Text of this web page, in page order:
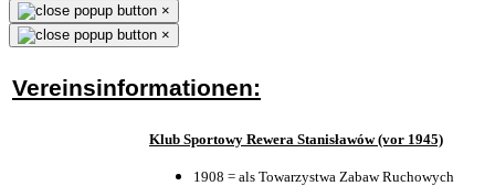
×
×
Vereinsinformationen:
Klub Sportowy Rewera Stanisławów (vor 1945)
1908 = als Towarzystwa Zabaw Ruchowych